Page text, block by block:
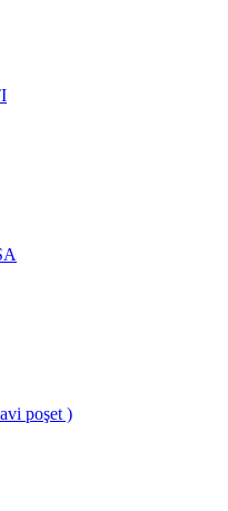
poşet )